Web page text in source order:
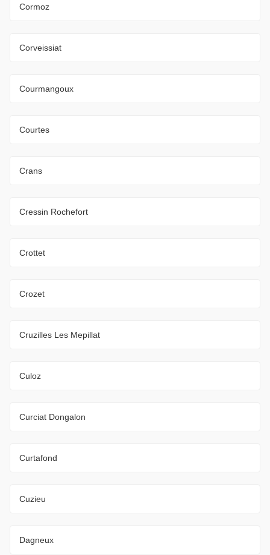
Cormoz
Corveissiat
Courmangoux
Courtes
Crans
Cressin Rochefort
Crottet
Crozet
Cruzilles Les Mepillat
Culoz
Curciat Dongalon
Curtafond
Cuzieu
Dagneux